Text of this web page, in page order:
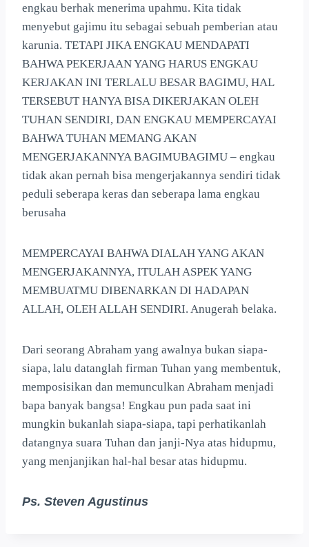
engkau berhak menerima upahmu. Kita tidak
menyebut gajimu itu sebagai sebuah pemberian atau
karunia. TETAPI JIKA ENGKAU MENDAPATI
BAHWA PEKERJAAN YANG HARUS ENGKAU
KERJAKAN INI TERLALU BESAR BAGIMU, HAL
TERSEBUT HANYA BISA DIKERJAKAN OLEH
TUHAN SENDIRI, DAN ENGKAU MEMPERCAYAI
BAHWA TUHAN MEMANG AKAN
MENGERJAKANNYA BAGIMUBAGIMU – engkau
tidak akan pernah bisa mengerjakannya sendiri tidak
peduli seberapa keras dan seberapa lama engkau
berusaha
MEMPERCAYAI BAHWA DIALAH YANG AKAN
MENGERJAKANNYA, ITULAH ASPEK YANG
MEMBUATMU DIBENARKAN DI HADAPAN
ALLAH, OLEH ALLAH SENDIRI. Anugerah belaka.
Dari seorang Abraham yang awalnya bukan siapa-
siapa, lalu datanglah firman Tuhan yang membentuk,
memposisikan dan memunculkan Abraham menjadi
bapa banyak bangsa! Engkau pun pada saat ini
mungkin bukanlah siapa-siapa, tapi perhatikanlah
datangnya suara Tuhan dan janji-Nya atas hidupmu,
yang menjanjikan hal-hal besar atas hidupmu.
Ps. Steven Agustinus